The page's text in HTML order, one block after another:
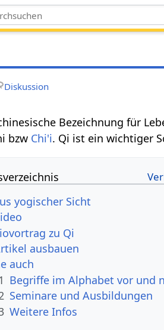
Diskussion
Bezeichnung für
bzw Chi'i. Qi ist ein wichtiger
yogischer Sicht
zu Qi
ausbauen
auch
Begriffe im Alphabet vor und
Seminare und Ausbildungen
Weitere Infos